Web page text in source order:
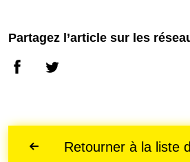
Partagez l’article sur les
Retourner à la liste